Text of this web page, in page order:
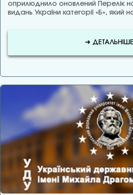
оприлюднило оновлений Перелік
видань України категорії «Б», який
➜ ДЕТАЛЬНІШЕ